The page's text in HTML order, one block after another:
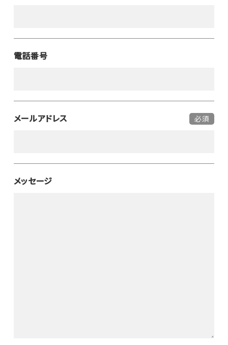
電話番号
メールアドレス 必須
メッセージ